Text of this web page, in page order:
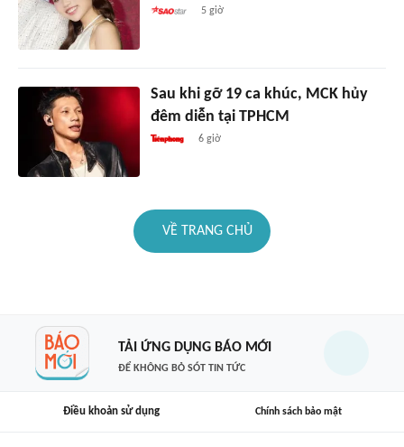
5 giờ
Sau khi gỡ 19 ca khúc, MCK hủy
đêm diễn tại TPHCM
6 giờ
VỀ TRANG CHỦ
TẢI ỨNG DỤNG BÁO MỚI
ĐỂ KHÔNG BỎ SÓT TIN TỨC
Điều khoản sử dụng Chính sách bảo mật